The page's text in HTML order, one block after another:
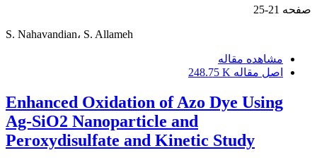
صفحه 21-25
S. Nahavandian، S. Allameh
مشاهده مقاله
اصل مقاله 248.75 K
Enhanced Oxidation of Azo Dye Using
Ag-SiO2 Nanoparticle and
Peroxydisulfate and Kinetic Study